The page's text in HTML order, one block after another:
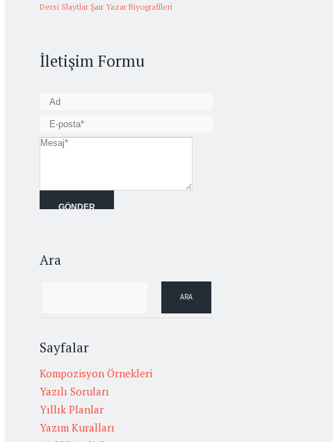
Dersi Slaytlar Şair Yazar Biyografileri
İletişim Formu
Ara
Sayfalar
Kompozisyon Örnekleri
Yazılı Soruları
Yıllık Planlar
Yazım Kuralları